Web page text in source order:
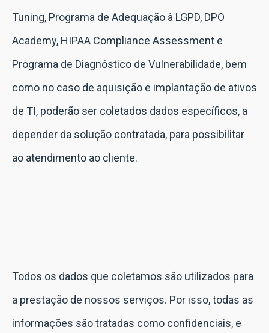
Tuning, Programa de Adequação à LGPD, DPO
Academy, HIPAA Compliance Assessment e
Programa de Diagnóstico de Vulnerabilidade, bem
como no caso de aquisição e implantação de ativos
de TI, poderão ser coletados dados específicos, a
depender da solução contratada, para possibilitar
ao atendimento ao cliente.
Todos os dados que coletamos são utilizados para
a prestação de nossos serviços. Por isso, todas as
informações são tratadas como confidenciais, e